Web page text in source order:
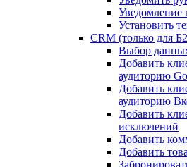
Уведомление
Установить
CRM (только для
Выбор
Добавить
аудиторию
Добавить
аудиторию
Добавить
исключений
Добавить
Добавить